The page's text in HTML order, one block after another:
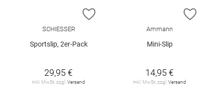
ZUR WUNSCHLISTE HINZUFÜGEN
SCHIESSER
Sportslip, 2er-Pack
29,95 €
inkl. MwSt. zzgl. Versand
ZUR
Ammann
Mini-Slip
14,95 €
inkl. MwSt. zzgl. Versand